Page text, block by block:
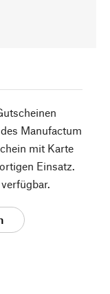
Manufactum
mit Karte
Einsatz.